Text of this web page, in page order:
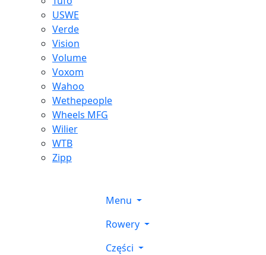
USWE
Verde
Vision
Volume
Voxom
Wahoo
Wethepeople
Wheels MFG
Wilier
WTB
Zipp
Menu
Rowery
Części